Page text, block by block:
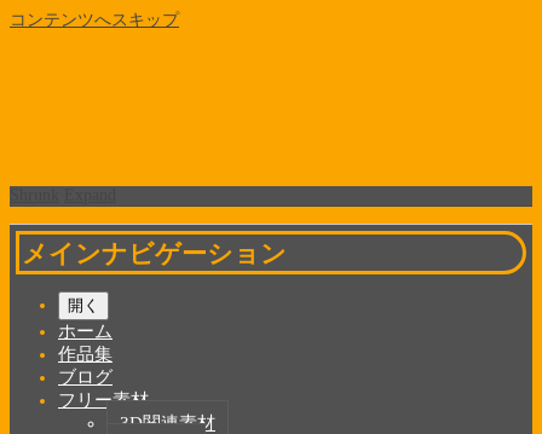
コンテンツへスキップ
メインナビゲーション
開く
ホーム
作品集
ブログ
フリー素材
3D関連素材